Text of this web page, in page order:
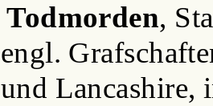
Todmorden,
engl.
und Lancashire,